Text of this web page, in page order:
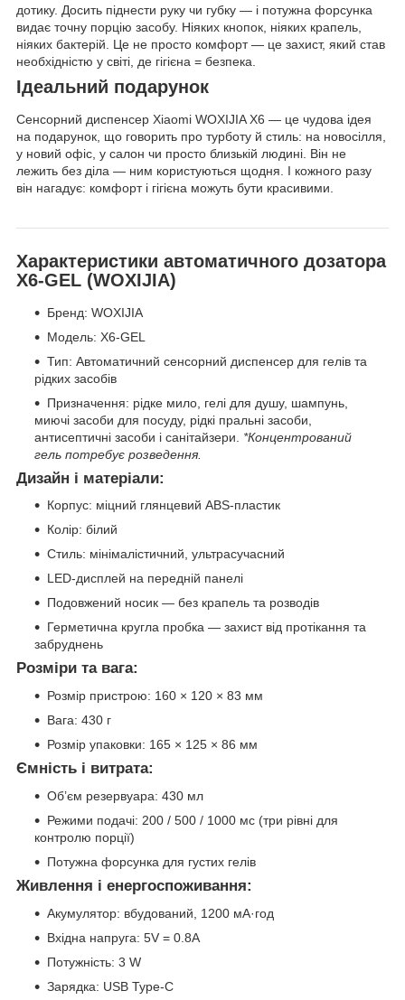
дотику. Досить піднести руку чи губку — і потужна форсунка
видає точну порцію засобу. Ніяких кнопок, ніяких крапель,
ніяких бактерій. Це не просто комфорт — це захист, який став
необхідністю у світі, де гігієна = безпека.
Ідеальний подарунок
Сенсорний диспенсер Xiaomi WOXIJIA X6 — це чудова ідея
на подарунок, що говорить про турботу й стиль: на новосілля,
у новий офіс, у салон чи просто близькій людині. Він не
лежить без діла — ним користуються щодня. І кожного разу
він нагадує: комфорт і гігієна можуть бути красивими.
Характеристики автоматичного дозатора
X6-GEL (WOXIJIA)
Бренд: WOXIJIA
Модель: X6-GEL
Тип: Автоматичний сенсорний диспенсер для гелів та
рідких засобів
Призначення: рідке мило, гелі для душу, шампунь,
миючі засоби для посуду, рідкі пральні засоби,
антисептичні засоби і санітайзери. *Концентрований
гель потребує розведення.
Дизайн і матеріали:
Корпус: міцний глянцевий ABS-пластик
Колір: білий
Стиль: мінімалістичний, ультрасучасний
LED-дисплей на передній панелі
Подовжений носик — без крапель та розводів
Герметична кругла пробка — захист від протікання та
забруднень
Розміри та вага:
Розмір пристрою: 160 × 120 × 83 мм
Вага: 430 г
Розмір упаковки: 165 × 125 × 86 мм
Ємність і витрата:
Об’єм резервуара: 430 мл
Режими подачі: 200 / 500 / 1000 мс (три рівні для
контролю порції)
Потужна форсунка для густих гелів
Живлення і енергоспоживання:
Акумулятор: вбудований, 1200 мА·год
Вхідна напруга: 5V = 0.8A
Потужність: 3 W
Зарядка: USB Type-C